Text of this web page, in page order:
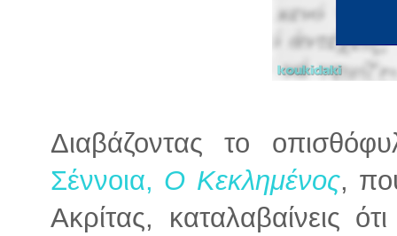
Διαβάζοντας το
Σέννοια, Ο Κεκλημένος,
Ακρίτας, καταλαβαίνεις